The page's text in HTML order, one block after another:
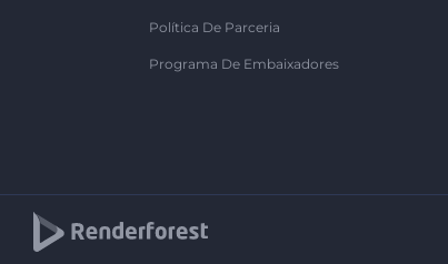
Política De Parceria
Programa De Embaixadores